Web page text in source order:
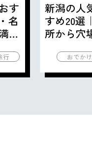
す
名
載
行
新潟の人
すめ20選
所から穴
おでか